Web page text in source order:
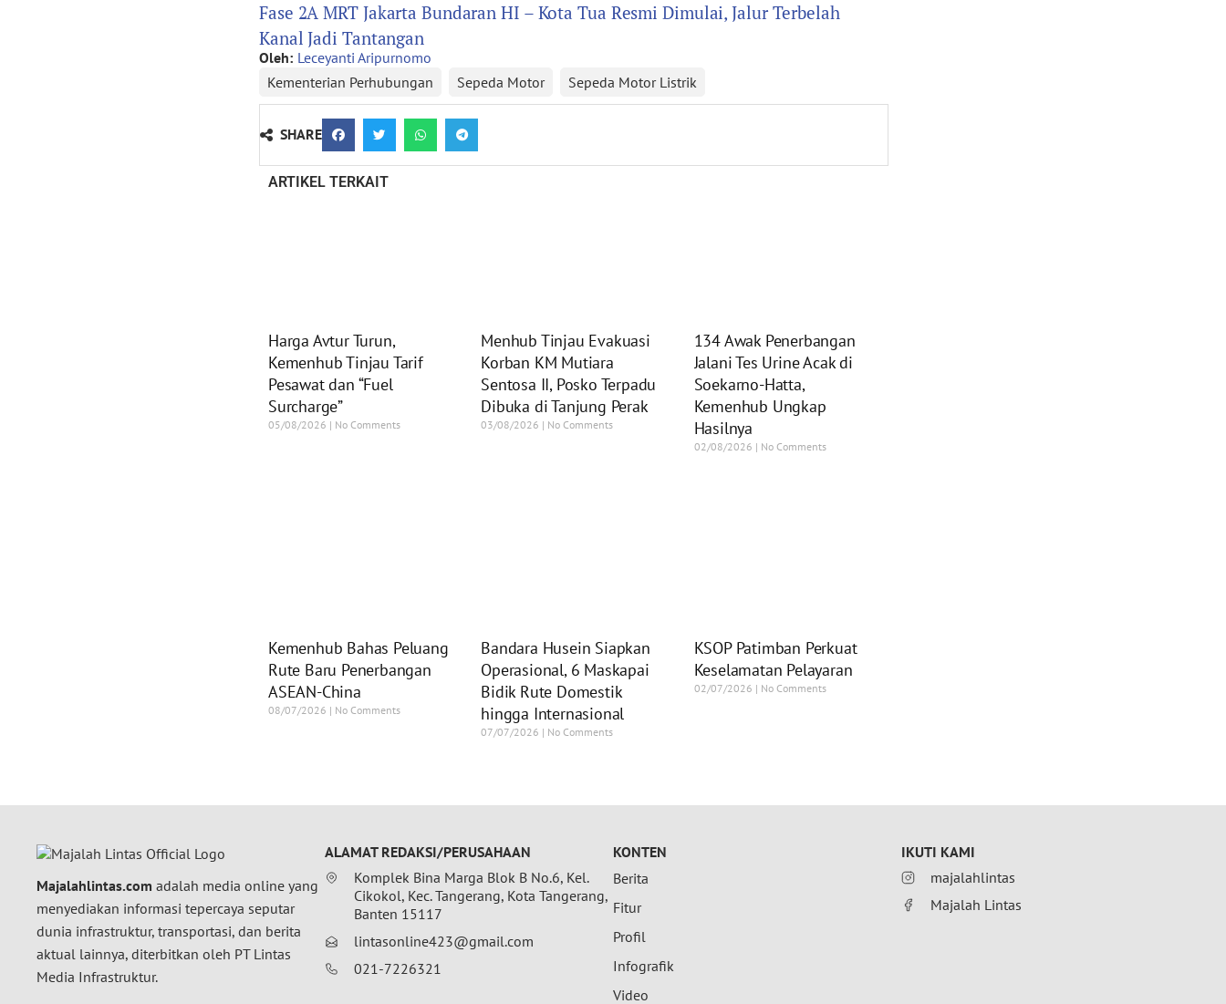
Fase 2A MRT Jakarta Bundaran HI – Kota Tua Resmi Dimulai, Jalur Terbelah
Kanal Jadi Tantangan
Oleh: Leceyanti Aripurnomo
Kementerian Perhubungan
Sepeda Motor Sepeda Motor Listrik
SHARE
ARTIKEL TERKAIT
Harga Avtur Turun,
Kemenhub Tinjau Tarif
Pesawat dan “Fuel
Surcharge”
05/08/2026 No Comments
Menhub Tinjau Evakuasi
Korban KM Mutiara
Sentosa II, Posko Terpadu
Dibuka di Tanjung Perak
03/08/2026 No Comments
134 Awak Penerbangan
Jalani Tes Urine Acak di
Soekarno-Hatta,
Kemenhub Ungkap
Hasilnya
02/08/2026 No Comments
Kemenhub Bahas Peluang
Rute Baru Penerbangan
ASEAN-China
08/07/2026 No Comments
Bandara Husein Siapkan
Operasional, 6 Maskapai
Bidik Rute Domestik
hingga Internasional
07/07/2026 No Comments
KSOP Patimban Perkuat
Keselamatan Pelayaran
02/07/2026 No Comments
Majalahlintas.com adalah media online yang
menyediakan informasi tepercaya seputar
dunia infrastruktur, transportasi, dan berita
aktual lainnya, diterbitkan oleh PT Lintas
Media Infrastruktur.
ALAMAT REDAKSI/PERUSAHAAN
Komplek Bina Marga Blok B No.6, Kel.
Cikokol, Kec. Tangerang, Kota Tangerang,
Banten 15117
lintasonline423@gmail.com
021-7226321
KONTEN
Berita
Fitur
Profil
Infografik
Video
IKUTI KAMI
majalahlintas
Majalah Lintas